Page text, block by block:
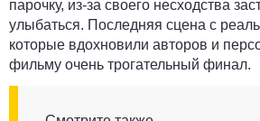
парочку, из-за своего несходства
улыбаться. Последняя сцена с
которые вдохновили авторов и
фильму очень трогательный финал.